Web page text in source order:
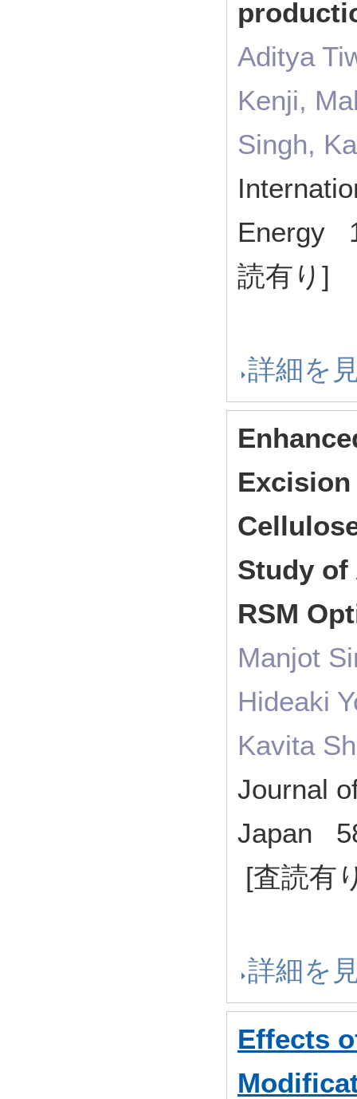
Aditya
Kenji,
Singh,
Energy
読有り]
詳細を
Excision
Study of
RSM
Manjot
Hideaki
Kavita
Journal
Japan
[査読有
詳細を
Effects